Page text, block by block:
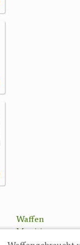
Waffen
Munition